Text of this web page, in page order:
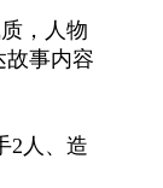
，人物
故事内容
2人、造